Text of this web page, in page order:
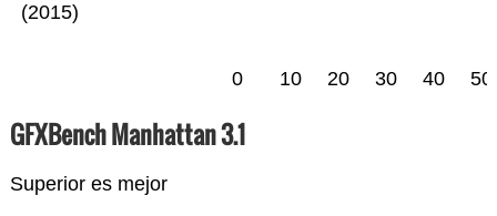
(2015)
0 10 20 30 40 50
GFXBench Manhattan 3.1
Superior es mejor